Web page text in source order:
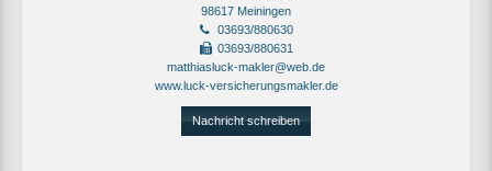
98617 Meiningen
03693/880630
03693/880631
matthiasluck-makler@web.de
www.luck-versicherungsmakler.de
Nachricht schreiben